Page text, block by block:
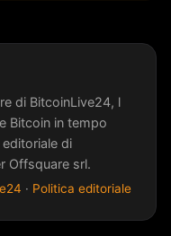
di BitcoinLive24, l
Bitcoin in tempo
di
Offsquare srl.
· Politica editoriale